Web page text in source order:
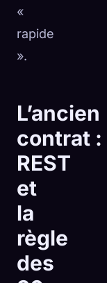
«
rapide
».
L’ancien
contrat :
REST
et
la
règle
des